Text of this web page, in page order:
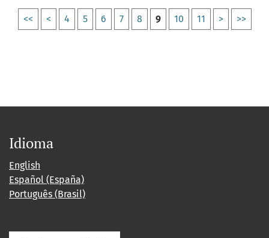
<< < 4 5 6 7 8 9 10 11 > >>
Idioma
English
Español (España)
Português (Brasil)